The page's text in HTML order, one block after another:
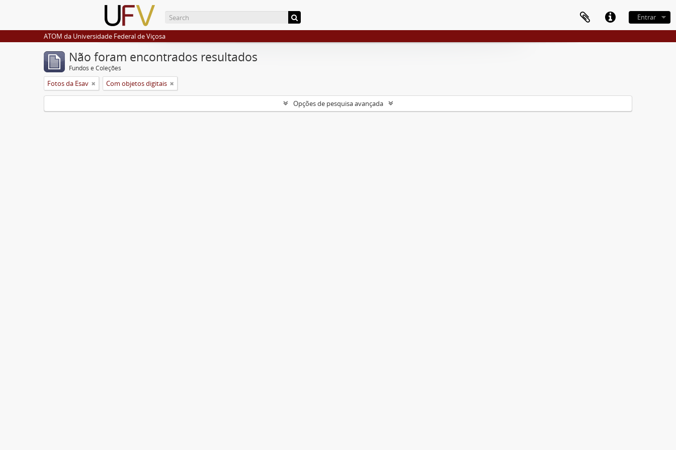
Entrar
ATOM da Universidade Federal de Viçosa
Não foram encontrados resultados
Fundos e Coleções
Fotos da Esav Com objetos digitais
Opções de pesquisa avançada